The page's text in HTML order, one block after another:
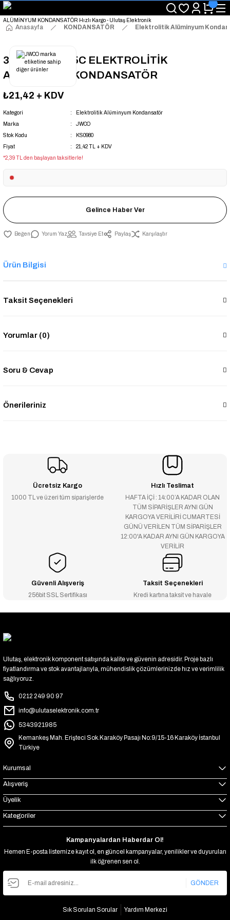
"Saat 14:00'a Kadar Verilen Siparişlerde Aynı Gün Kargo Avantajı!
"Binlerce Ürün Çeşitliliği ile Stoktan Hemen Teslim."
"Toptan Fiyatına Perakende Satış Avantajını Kaçırmayın!"
Anasayfa KONDANSATÖR Elektrolitik Alüminyum
33UF 400V 105C ELEKTROLİTİK
ALÜMİNYUM KONDANSATÖR
₺21,42 + KDV
Kategori
Elektrolitik Alüminyum Kondansatör
Marka
JWCO
Stok Kodu
KS0980
Fiyat
21,42 TL + KDV
*2,39 TL den başlayan taksitlerle!
Gelince Haber Ver
Yorum Yaz Tavsiye Et Paylaş Karşılaştır
Ürün Bilgisi
Taksit Seçenekleri
Yorumlar (0)
Soru & Cevap
Önerileriniz
Ücretsiz Kargo
1000 TL ve üzeri tüm siparişlerde
Hızlı Teslimat
HAFTA İÇİ : 14:00’A KADAR OLAN
TÜM SİPARİŞLER AYNI GÜN
KARGOYA VERİLİRİ CUMARTESİ
GÜNÜ VERİLEN TÜM SİPARİŞLER
12:00'A KADAR AYNI GÜN KARGOYA
VERİLİR
Güvenli Alışveriş
256bit SSL Sertifikası
Taksit Seçenekleri
Kredi kartına taksit ve havale
Ulutaş, elektronik komponent satışında kalite ve güvenin adresidir. Proje bazlı
fiyatlandırma ve stok avantajlarıyla, mühendislik çözümlerinizde hız ve verimlilik
sağlıyoruz.
0212 249 90 97
info@ulutaselektronik.com.tr
5343921985
Kemankeş Mah. Erişteci Sok.Karaköy Pasajı No:9/15-16 Karaköy İstanbul
Türkiye
Kurumsal
Alışveriş
Üyelik
Kategoriler
Kampanyalardan Haberdar Ol!
Hemen E-posta listemize kayıt ol, en güncel kampanyalar, yenilikler ve duyuruları
ilk öğrenen sen ol.
GÖNDER
Sık Sorulan Sorular Yardım Merkezi